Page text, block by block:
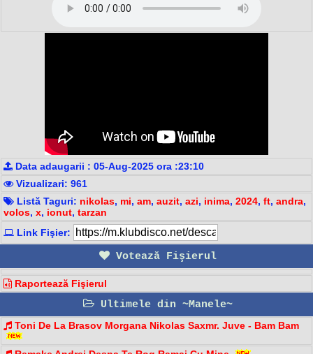
Data adaugarii : 05-Aug-2025 ora :23:10
Vizualizari: 961
Listă Taguri: nikolas, mi, am, auzit, azi, inima, 2024, ft, andra,
volos, x, ionut, tarzan
Link Fişier:
Votează Fişierul
Raportează Fişierul
Ultimele din ~Manele~
Toni De La Brasov Morgana Nikolas Saxmr. Juve - Bam Bam️